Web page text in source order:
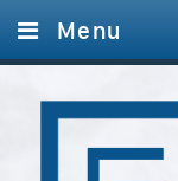
Menu